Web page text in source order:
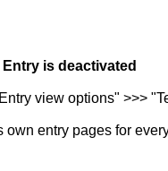
Entry is deactivated
view options" >>>
own entry pages for